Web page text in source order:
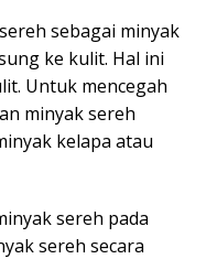
sebagai minyak
ke kulit. Hal ini
Untuk mencegah
minyak sereh
kelapa atau
sereh pada
sereh secara